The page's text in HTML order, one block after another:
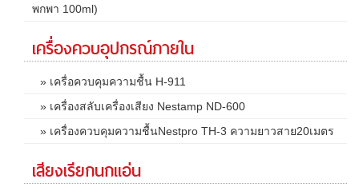
พกพา 100ml)
เครื่องควบอุปกรณ์ภายใน
» เครื่อควบคุมความชื้น H-911
» เครื่องสลับเครื่องเสียง Nestamp ND-600
» เครื่องควบคุมความชื้นNestpro TH-3 ความยาวสาย20เมตร
เสียงเรียกนกแอ่น